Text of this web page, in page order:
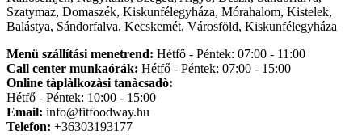
Szatymaz, Domaszék, Kiskunfélegyháza, Mórahalom, Kistelek,
Balástya, Sándorfalva, Kecskemét, Városföld, Kiskunfélegyháza
Menü szállítási menetrend: Hétfő - Péntek: 07:00 - 11:00
Call center munkaórák: Hétfő - Péntek: 07:00 - 15:00
Online tàplàlkozàsi tanàcsadò:
Hétfő - Péntek: 10:00 - 15:00
Email: info@fitfoodway.hu
Telefon: +36303193177